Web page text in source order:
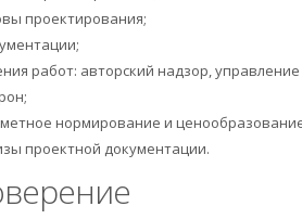
проектирования;
работ: авторский надзор,
нормирование и
проектной документации.